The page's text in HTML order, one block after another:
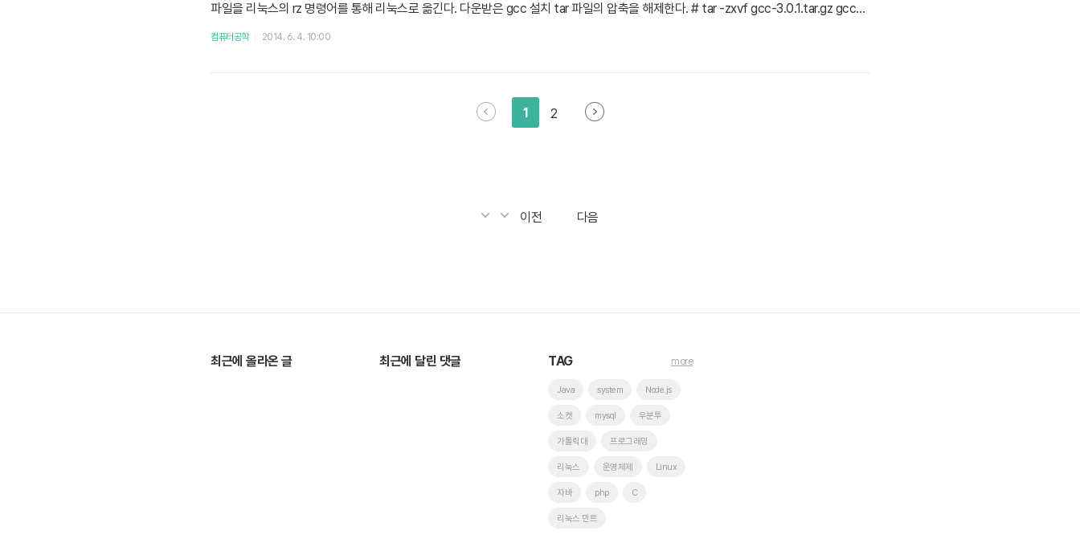
파일을 리눅스의 rz 명령어를 통해 리눅스로 옮긴다. 다운받은 gcc 설치 tar 파일의 압축을 해제한다. # tar -zxvf gcc-3.0.1.tar.gz gcc-
3.0.1 디렉토리가 생성되었으며, gcc 빌드를 위한 별도의 gcc-build 디렉토리르 생성했다. 다음으로 configure 파일을 통해 컴파일 설정
컴퓨터공학 2014. 6. 4. 10:00
1 2
이전 다음
최근에 올라온 글 최근에 달린 댓글 TAG
Java system Node.js
소켓 mysql 우분투
가톨릭대 프로그래밍
리눅스 운영체제 Linux
자바 php C
리눅스 민트
more